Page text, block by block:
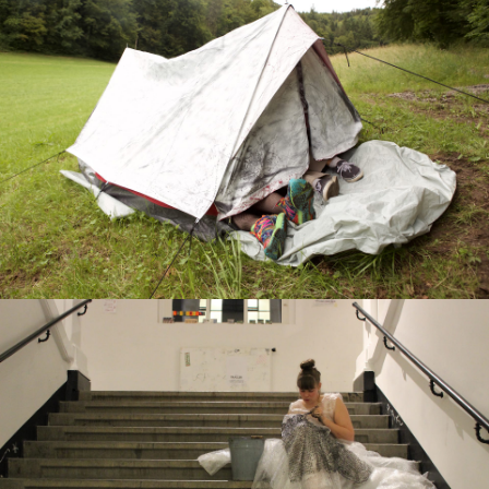
Die Kindliche Kaiserin
Magst Du...